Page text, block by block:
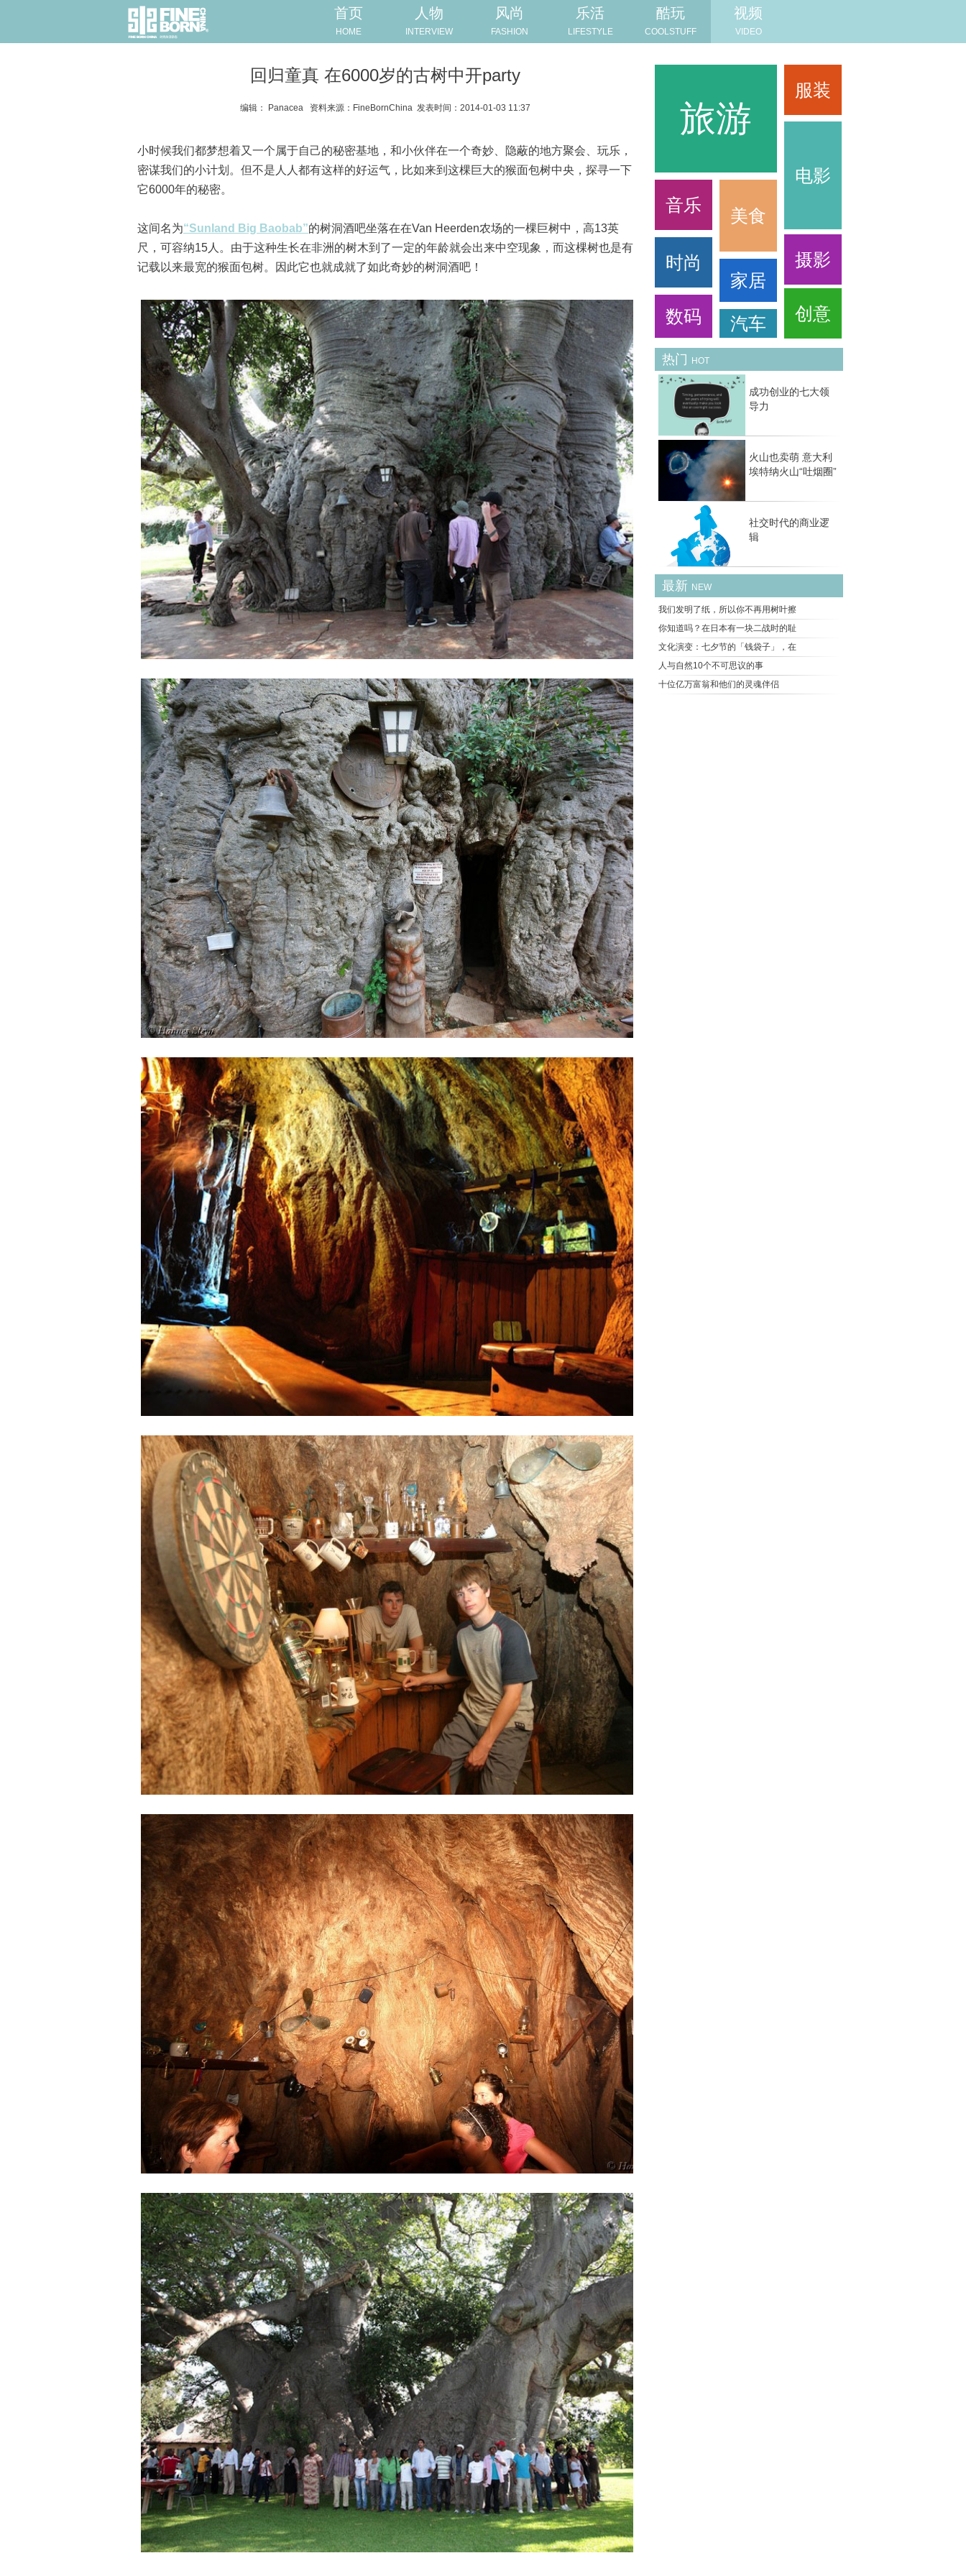
首页
HOME
人物
INTERVIEW
风尚
FASHION
乐活
LIFESTYLE
酷玩
COOLSTUFF
视频
VIDEO
回归童真 在6000岁的古树中开party
编辑： Panacea 资料来源：FineBornChina 发表时间：2014-01-03 11:37
小时候我们都梦想着又一个属于自己的秘密基地，和小伙伴在一个奇妙、隐蔽的地方聚会、玩乐，
密谋我们的小计划。但不是人人都有这样的好运气，比如来到这棵巨大的猴面包树中央，探寻一下
它6000年的秘密。
这间名为“Sunland Big Baobab”的树洞酒吧坐落在在Van Heerden农场的一棵巨树中，高13英
尺，可容纳15人。由于这种生长在非洲的树木到了一定的年龄就会出来中空现象，而这棵树也是有
记载以来最宽的猴面包树。因此它也就成就了如此奇妙的树洞酒吧！
旅游
服装
电影
音乐
美食
时尚
数码
家居
摄影
汽车
旅游
创意
热门 HOT
成功创业的七大领
导力
火山也卖萌 意大利
埃特纳火山“吐烟圈”
社交时代的商业逻
辑
最新 NEW
我们发明了纸，所以你不再用树叶擦
你知道吗？在日本有一块二战时的耻
文化演变：七夕节的「钱袋子」，在
人与自然10个不可思议的事
十位亿万富翁和他们的灵魂伴侣